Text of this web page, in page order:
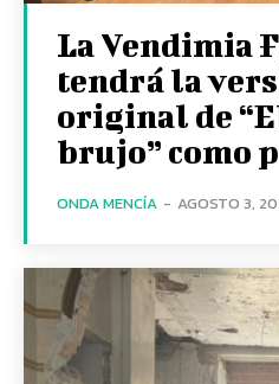
La Vendimia
tendrá la
original de
brujo” como
ONDA MENCÍA - AGOSTO 3,